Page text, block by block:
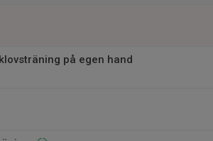
på egen hand